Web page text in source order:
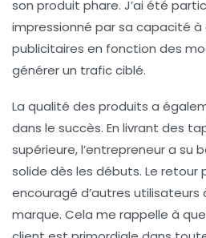
son produit phare. J’ai été
impressionné par sa capacité
publicitaires en fonction des
générer un trafic ciblé.
La qualité des produits a
dans le succès. En livrant des
supérieure, l’entrepreneur a su
solide dès les débuts. Le retour
encouragé d’autres
marque. Cela me rappelle à